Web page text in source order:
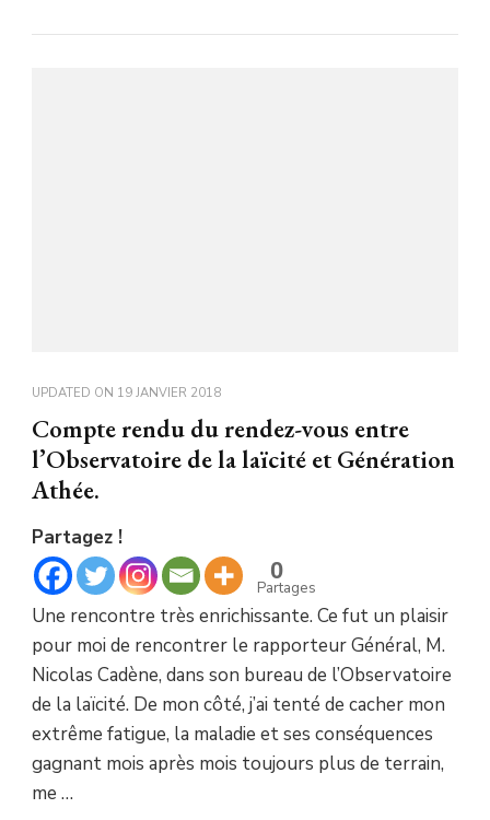
UPDATED ON 19 JANVIER 2018
Compte rendu du rendez-vous entre
l’Observatoire de la laïcité et Génération
Athée.
Partagez !
0
Partages
Une rencontre très enrichissante. Ce fut un plaisir
pour moi de rencontrer le rapporteur Général, M.
Nicolas Cadène, dans son bureau de l’Observatoire
de la laïcité. De mon côté, j’ai tenté de cacher mon
extrême fatigue, la maladie et ses conséquences
gagnant mois après mois toujours plus de terrain,
me …